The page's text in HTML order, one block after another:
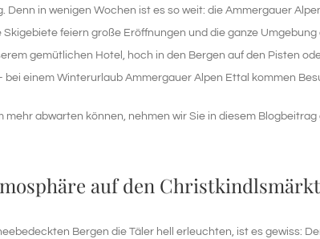
Denn in wenigen Wochen ist es so weit: die Ammergauer
feiern große Eröffnungen und die ganze
gemütlichen Hotel, hoch in den Bergen auf den Pisten
einem Winterurlaub Ammergauer Alpen Ettal kommen
mehr abwarten können, nehmen wir Sie in diesem
auf den
Bergen die Täler hell erleuchten, ist es gewiss: